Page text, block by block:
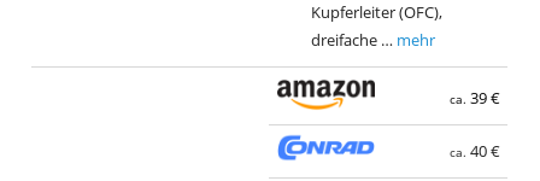
Kupferleiter (OFC),
dreifache … mehr
ca. 39 €
ca. 40 €